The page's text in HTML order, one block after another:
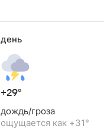
день
+29°
дождь/гроза
ощущается как +31°